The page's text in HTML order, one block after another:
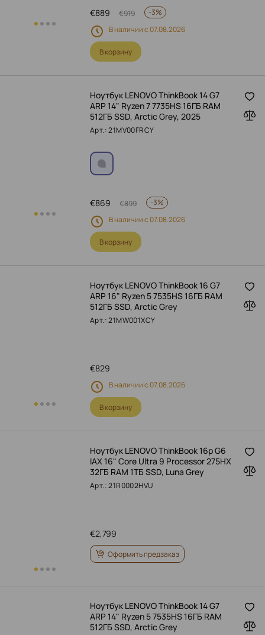
889
€ 919
€ -3%
В наличии с 07.08.2026
В корзину
Ноутбук LENOVO ThinkBook 14 G7
ARP 14" Ryzen 7 7735HS 16ГБ RAM
512ГБ SSD, Arctic Grey, 2025
Арт.: 21MV00FRCY
869
€ 899
€ -3%
В наличии с 07.08.2026
В корзину
Ноутбук LENOVO ThinkBook 16 G7
ARP 16" Ryzen 5 7535HS 16ГБ RAM
512ГБ SSD, Arctic Grey
Арт.: 21MW001XCY
829
€
В наличии с 07.08.2026
В корзину
Ноутбук LENOVO ThinkBook 16p G6
IAX 16" Core Ultra 9 Processor 275HX
32ГБ RAM 1ТБ SSD, Luna Grey
Арт.: 21R0002HVU
2,799
€
Оформить предзаказ
Ноутбук LENOVO ThinkBook 14 G7
ARP 14" Ryzen 5 7535HS 16ГБ RAM
512ГБ SSD, Arctic Grey